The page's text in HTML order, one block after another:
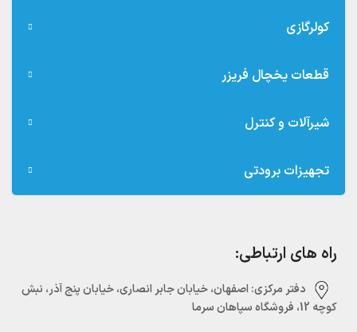
کولرگازی
قطعات یخچال فریزر
شیرآلات و کنترل
تجهیزات برودتی
راه های ارتباطی:
دفتر مرکزی:‌ اصفهان، خیابان جابر انصاری، خیابان پنج آذر، نبش
کوچه 12، فروشگاه سپاهان سرما